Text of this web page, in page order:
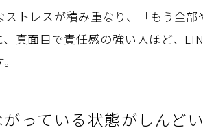
ストレスが積み重なり、「もう全
真面目で責任感の強い人ほど、
っている状態がしんどい